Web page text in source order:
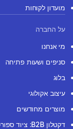
מועדון לקוחות
על החברה
מי אנחנו
סניפים ושעות פתיחה
בלוג
עיצוב אקולוגי
מוצרים מחודשים
דקטלון B2B: ציוד ספורט למוסדות